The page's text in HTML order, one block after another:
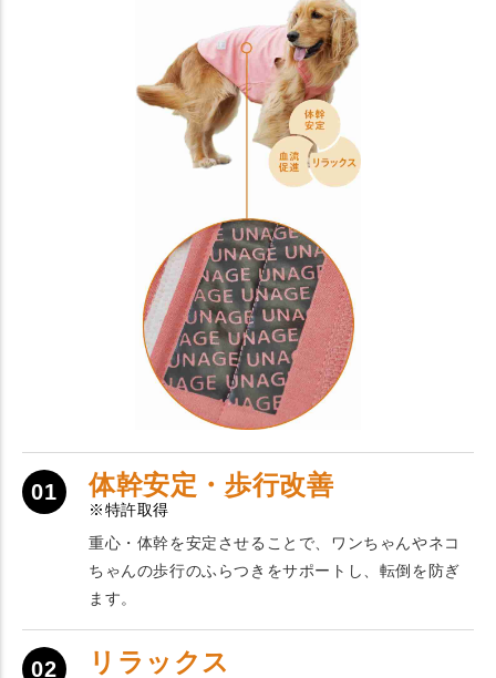
01 体幹安定・歩行改善
※特許取得
重心・体幹を安定させることで、ワンちゃんやネコ
ちゃんの歩行のふらつきをサポートし、転倒を防ぎ
ます。
02 リラックス